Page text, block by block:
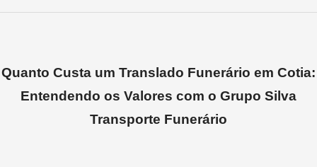
Quanto Custa um Translado Funerário em Cotia:
Entendendo os Valores com o Grupo Silva
Transporte Funerário